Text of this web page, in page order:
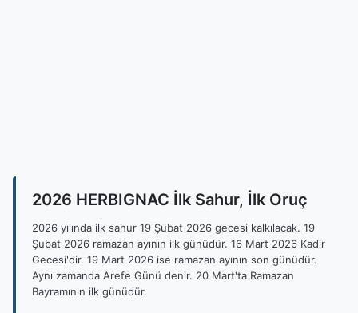
2026 HERBIGNAC İlk Sahur, İlk Oruç
2026 yılında ilk sahur 19 Şubat 2026 gecesi kalkılacak. 19
Şubat 2026 ramazan ayının ilk günüdür. 16 Mart 2026 Kadir
Gecesi'dir. 19 Mart 2026 ise ramazan ayının son günüdür.
Aynı zamanda Arefe Günü denir. 20 Mart'ta Ramazan
Bayramının ilk günüdür.